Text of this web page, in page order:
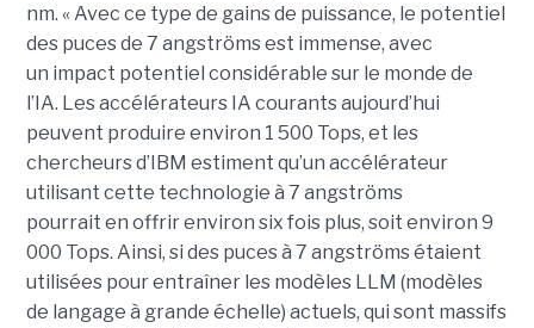
nm. « Avec ce type de gains de puissance, le potentiel
des puces de 7 angströms est immense, avec
un impact potentiel considérable sur le monde de
l’IA. Les accélérateurs IA courants aujourd’hui
peuvent produire environ 1 500 Tops, et les
chercheurs d’IBM estiment qu’un accélérateur
utilisant cette technologie à 7 angströms
pourrait en offrir environ six fois plus, soit environ 9
000 Tops. Ainsi, si des puces à 7 angströms étaient
utilisées pour entraîner les modèles LLM (modèles
de langage à grande échelle) actuels, qui sont massifs